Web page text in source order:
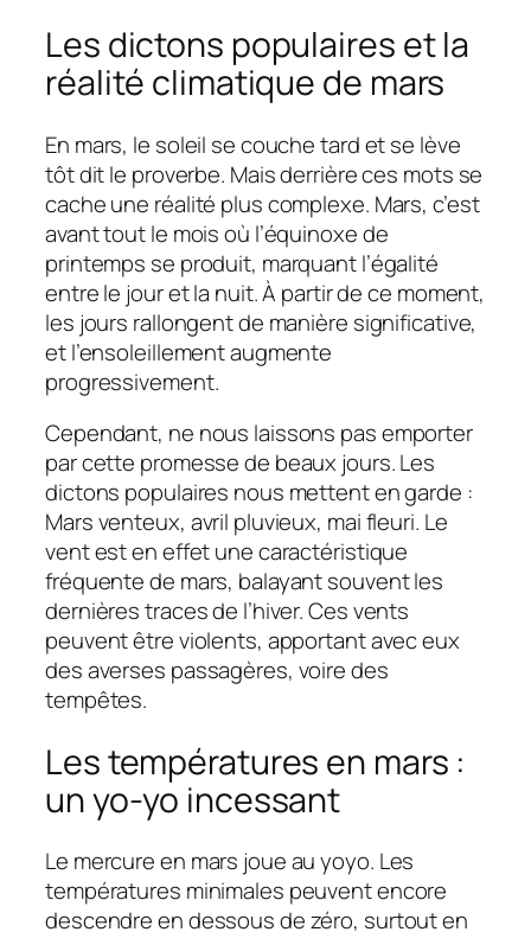
Les dictons populaires et la
réalité climatique de mars
En mars, le soleil se couche tard et se lève
tôt dit le proverbe. Mais derrière ces mots se
cache une réalité plus complexe. Mars, c’est
avant tout le mois où l’équinoxe de
printemps se produit, marquant l’égalité
entre le jour et la nuit. À partir de ce moment,
les jours rallongent de manière significative,
et l’ensoleillement augmente
progressivement.
Cependant, ne nous laissons pas emporter
par cette promesse de beaux jours. Les
dictons populaires nous mettent en garde :
Mars venteux, avril pluvieux, mai fleuri. Le
vent est en effet une caractéristique
fréquente de mars, balayant souvent les
dernières traces de l’hiver. Ces vents
peuvent être violents, apportant avec eux
des averses passagères, voire des
tempêtes.
Les températures en mars :
un yo-yo incessant
Le mercure en mars joue au yoyo. Les
températures minimales peuvent encore
descendre en dessous de zéro, surtout en